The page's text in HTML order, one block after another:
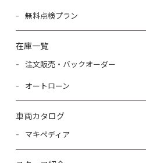
無料点検プラン
在庫一覧
注文販売・バックオーダー
オートローン
車両カタログ
マキペディア